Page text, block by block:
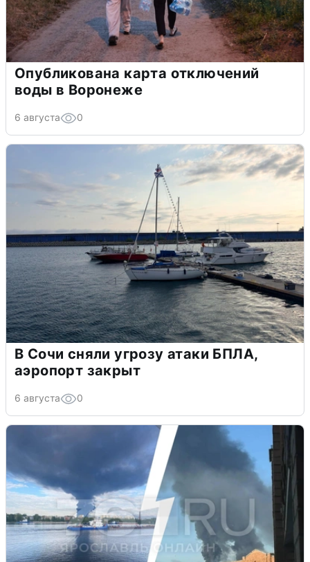
Опубликована карта отключений
воды в Воронеже
6 августа 0
В Сочи сняли угрозу атаки БПЛА,
аэропорт закрыт
6 августа 0